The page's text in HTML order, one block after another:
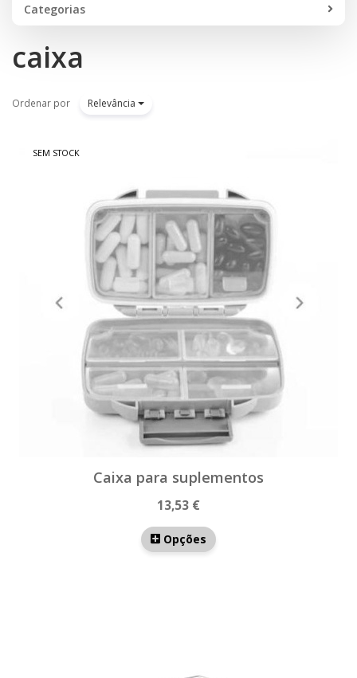
Categorias
caixa
Ordenar por Relevância
SEM STOCK
Caixa para suplementos
13,53 €
Opções